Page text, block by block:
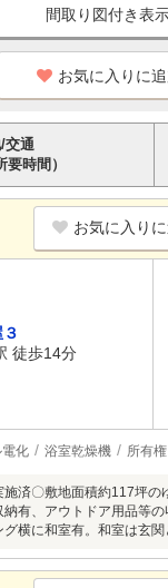
間取り図付き表
お気に入りに
交通
要時間）
お気に入り
徒歩14分
電化 浴室乾燥機 所有権
済〇敷地面積約117坪
有、アウトドア用品等
グ横に和室有。和室は玄